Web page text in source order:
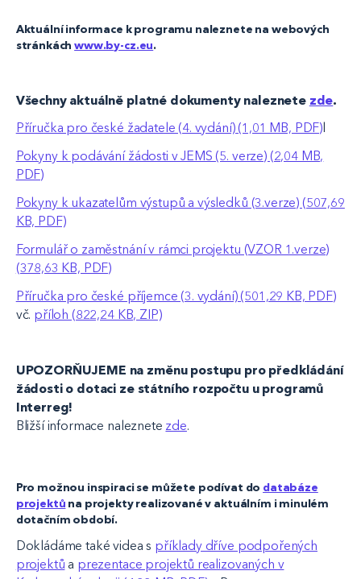
Aktuální informace k programu naleznete na webových
stránkáchwww.by-cz.eu.
Všechny aktuálně platné dokumenty naleznete zde.
Příručka pro české žadatele (4. vydání) (1,01 MB, PDF)
Pokyny k podávání žádosti v JEMS (5. verze) (2,04 MB,
PDF)
Pokyny k ukazatelům výstupů a výsledků (3.verze) (507,69
KB, PDF)
Formulář o zaměstnání v rámci projektu (VZOR 1.verze)
(378,63 KB, PDF)
Příručka pro české příjemce (3. vydání) (501,29 KB, PDF)
vč. příloh (822,24 KB, ZIP)
UPOZORŇUJEME na změnu postupu pro předkládání
žádosti o dotaci ze státního rozpočtu u programů
Interreg!
Bližší informace naleznete zde.
Pro možnou inspiraci se můžete podívat do databáze
projektů na projekty realizované v aktuálním i minulém
dotačním období.
Dokládáme také videa s příklady dříve podpořených
projektů​ a prezentace projektů realizovaných v